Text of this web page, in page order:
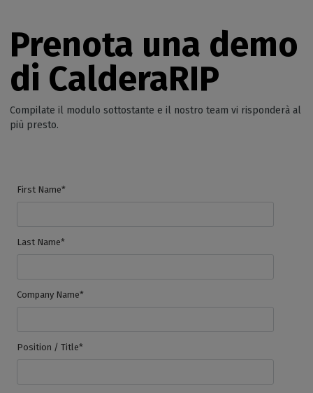
Prenota una demo
di CalderaRIP
Compilate il modulo sottostante e il nostro team vi risponderà al
più presto.
First Name*
Last Name*
Company Name*
Position / Title*